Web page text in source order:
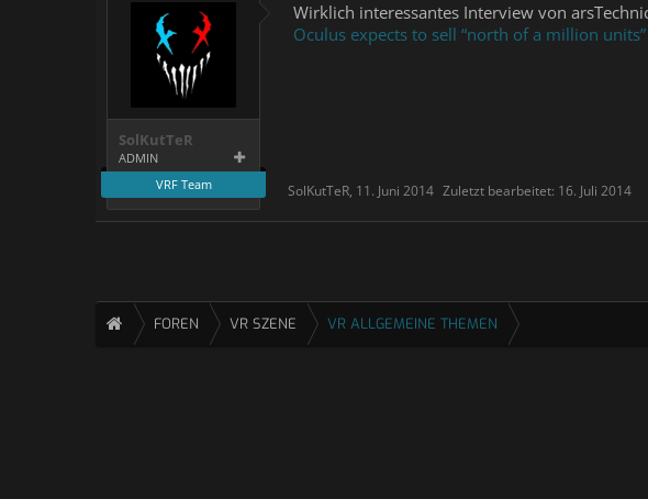
SolKutTeR
ADMIN
VRF Team
Wirklich interessantes Interview von
Oculus expects to sell “north of a million
SolKutTeR, 11. Juni 2014 Zuletzt bearbeitet: 16. Juli 2014
FOREN VR SZENE VR ALLGEMEINE THEMEN